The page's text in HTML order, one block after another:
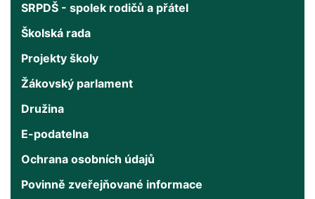
SRPDŠ - spolek rodičů a přátel
Školská rada
Projekty školy
Žákovský parlament
Družina
E-podatelna
Ochrana osobních údajů
Povinně zveřejňované informace